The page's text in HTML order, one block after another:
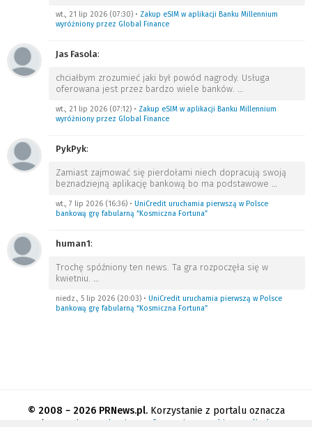
wt., 21 lip 2026 (07:30) • Zakup eSIM w aplikacji Banku Millennium
wyróżniony przez Global Finance
Jas Fasola:
chciałbym zrozumieć jaki był powód nagrody. Usługa
oferowana jest przez bardzo wiele banków. …
wt., 21 lip 2026 (07:12) • Zakup eSIM w aplikacji Banku Millennium
wyróżniony przez Global Finance
PykPyk:
Zamiast zajmować się pierdołami niech dopracują swoją
beznadziejną aplikację bankową bo ma podstawowe …
wt., 7 lip 2026 (16:36) • UniCredit uruchamia pierwszą w Polsce
bankową grę fabularną “Kosmiczna Fortuna”
human1:
Trochę spóźniony ten news. Ta gra rozpoczęła się w
kwietniu. …
niedz., 5 lip 2026 (20:03) • UniCredit uruchamia pierwszą w Polsce
bankową grę fabularną “Kosmiczna Fortuna”
© 2008 − 2026 PRNews.pl.Korzystanie z portalu oznacza
akceptację
regulaminu Informacja o cookies Polityka